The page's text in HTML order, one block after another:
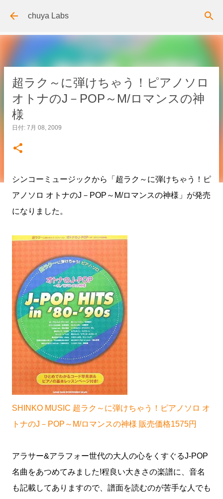
スキップしてメイン コンテンツに移動
chuya Labs
超ラク～に弾けちゃう！ピアノソロ
オトナのJ－POP～M/ロマンスの神
様
日付: 7月 08, 2009
シンコーミュージックから「超ラク～に弾けちゃう！ピ
アノソロ オトナのJ－POP～M/ロマンスの神様」が発売
になりました。
SHINKO MUSIC 超ラク～に弾けちゃう！ピアノソロ オ
トナのJ－POP～M/ロマンスの神様 販売価格1575円
アラサー&アラフォー世代の大人の心をくすぐるJ-POP
名曲をあつめてみました!程良い大きさの楽譜に、音名
も記載してありますので、譜面を読むのが苦手な人でも